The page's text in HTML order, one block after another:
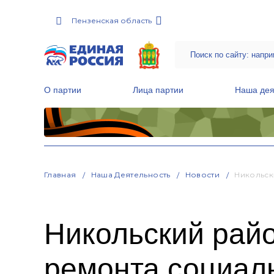
Пензенская область
О партии Лица партии Наша
Главная Наша Деятельность Новости
Никольский